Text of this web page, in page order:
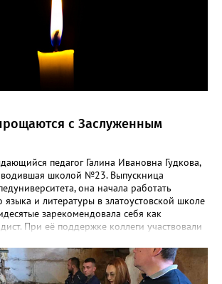
с Заслуженным
педагог Галина Ивановна Гудкова,
школой №23. Выпускница
она начала работать
языка и литературы в златоустовской школе
зарекомендовала себя как
При её поддержке коллеги участвовали
руководству в школе сформировался
коллектив, объединённый общими
к своему делу. Для многих Галина